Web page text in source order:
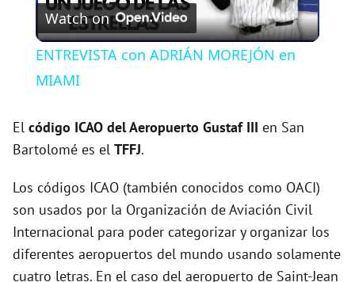
l
y
i
d
Watch on
ENTREVISTA con ADRIÁN MOREJÓN en
MIAMI
El código ICAO delAeropuerto Gustaf III en San
Bartolomé es el TFFJ.
Los códigos ICAO (también conocidos como OACI)
son usados por la Organización de Aviación Civil
Internacional para poder categorizar y organizar los
diferentes aeropuertos del mundo usando solamente
cuatro letras. En el caso del aeropuerto de Saint-Jean